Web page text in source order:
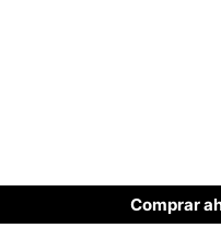
Comprar